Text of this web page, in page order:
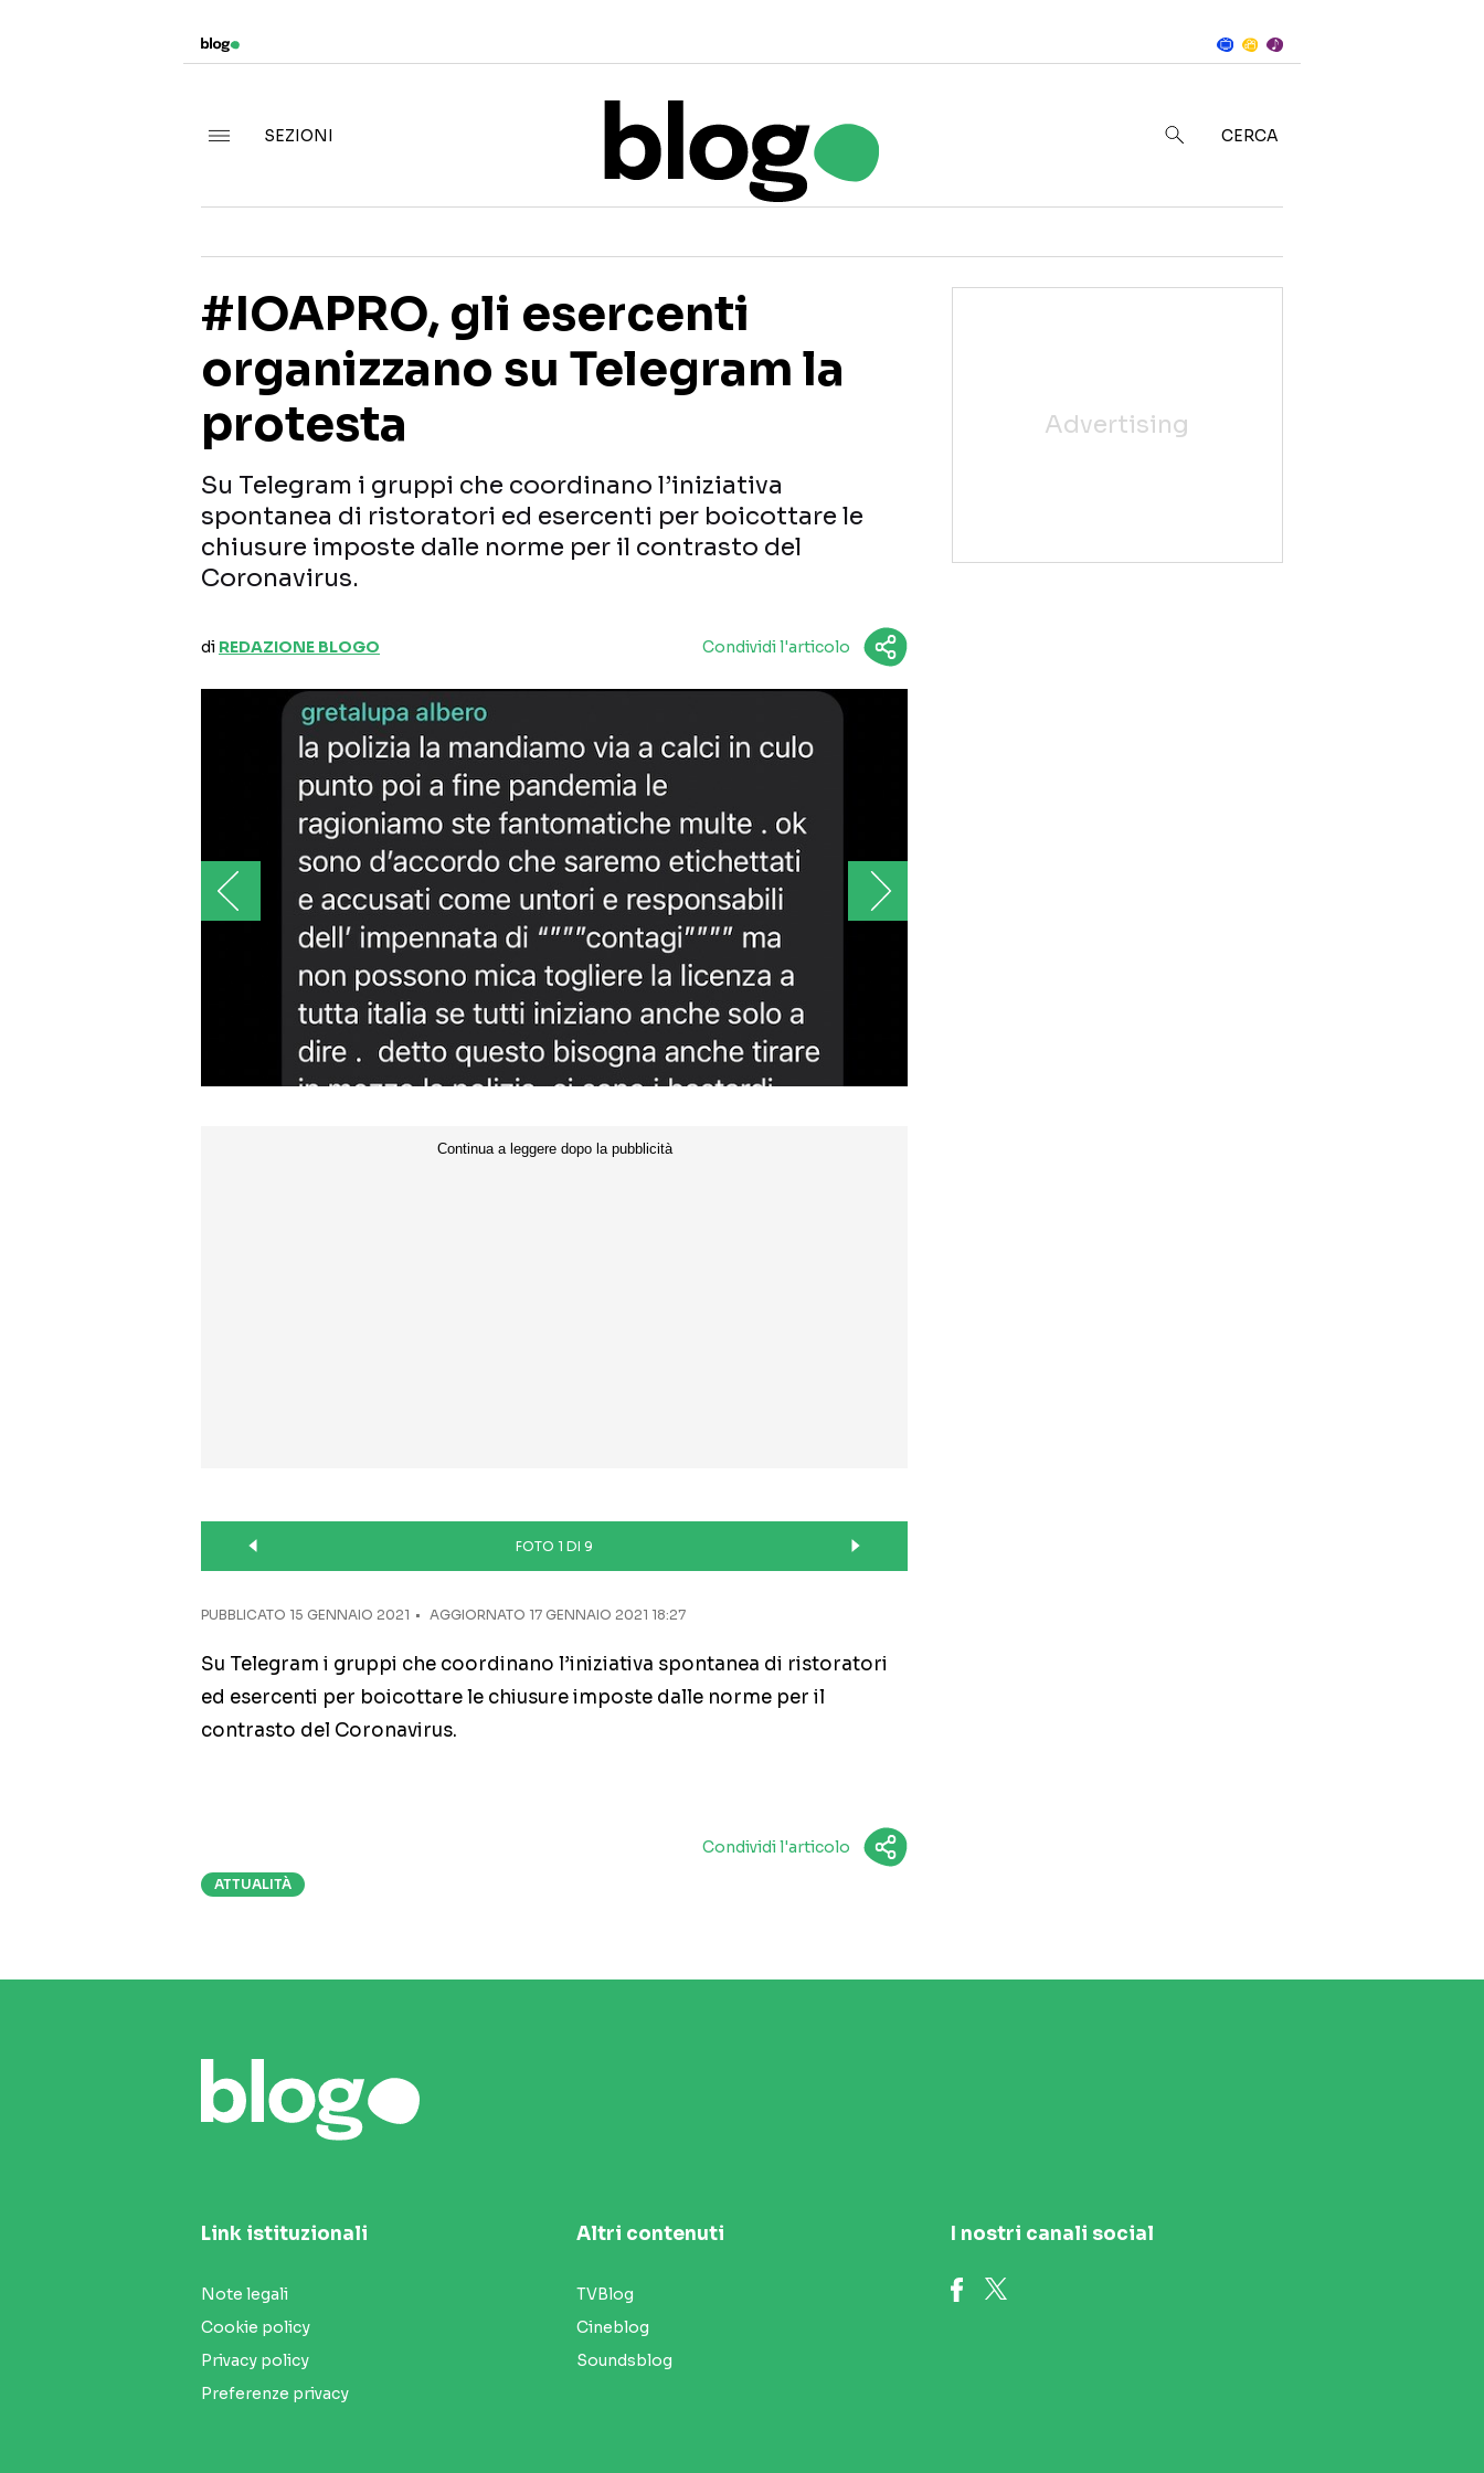
in Notizie
SEZIONI CERCA
#IOAPRO, gli esercenti
organizzano su Telegram la
protesta
Su Telegram i gruppi che coordinano l’iniziativa
spontanea di ristoratori ed esercenti per boicottare le
chiusure imposte dalle norme per il contrasto del
Coronavirus.
di REDAZIONE BLOGO Condividi l'articolo
FOTO 1 DI 9
PUBBLICATO 15 GENNAIO 2021 AGGIORNATO 17 GENNAIO 2021 18:27
Su Telegram i gruppi che coordinano l’iniziativa spontanea di ristoratori
ed esercenti per boicottare le chiusure imposte dalle norme per il
contrasto del Coronavirus.
Condividi l'articolo
ATTUALITÀ
Link istituzionali
Note legali
Cookie policy
Privacy policy
Preferenze privacy
Altri contenuti
TVBlog
Cineblog
Soundsblog
I nostri canali social